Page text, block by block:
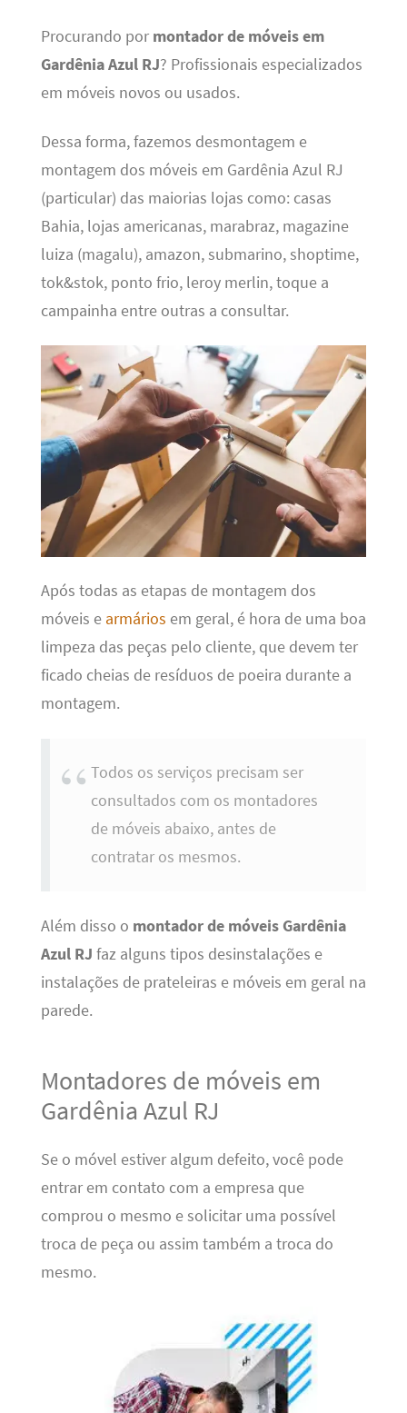
Procurando por montador de móveis em
Gardênia Azul RJ? Profissionais especializados
em móveis novos ou usados.
Dessa forma, fazemos desmontagem e
montagem dos móveis em Gardênia Azul RJ
(particular) das maiorias lojas como: casas
Bahia, lojas americanas, marabraz, magazine
luiza (magalu), amazon, submarino, shoptime,
tok&stok, ponto frio, leroy merlin, toque a
campainha entre outras a consultar.
Após todas as etapas de montagem dos
móveis e armários em geral, é hora de uma boa
limpeza das peças pelo cliente, que devem ter
ficado cheias de resíduos de poeira durante a
montagem.
Todos os serviços precisam ser
consultados com os montadores
de móveis abaixo, antes de
contratar os mesmos.
Além disso o montador de móveis Gardênia
Azul RJ faz alguns tipos desinstalações e
instalações de prateleiras e móveis em geral na
parede.
Montadores de móveis em
Gardênia Azul RJ
Se o móvel estiver algum defeito, você pode
entrar em contato com a empresa que
comprou o mesmo e solicitar uma possível
troca de peça ou assim também a troca do
mesmo.